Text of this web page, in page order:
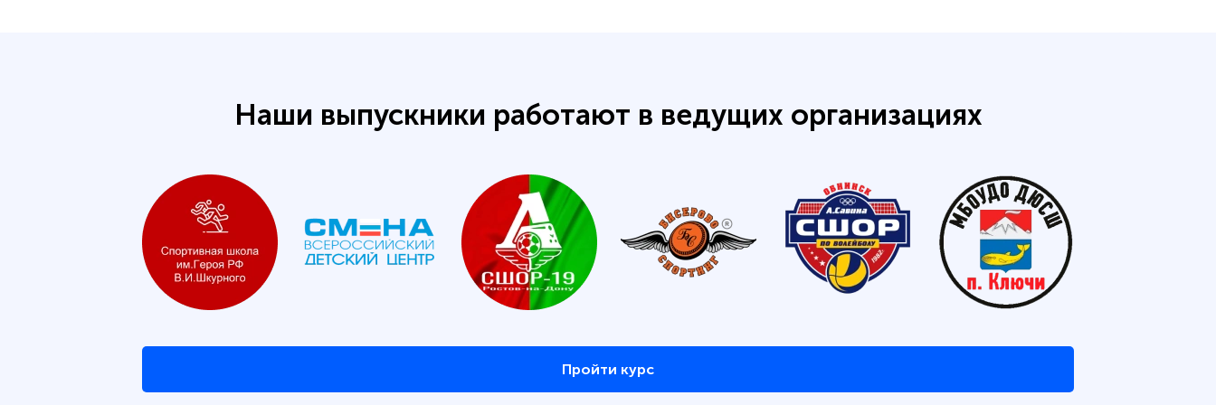
Наши выпускники работают в ведущих организациях
Пройти курс